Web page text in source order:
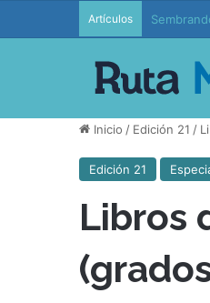
Artículos Edición
Inicio / Edición 21 /
Edición 21
Libros